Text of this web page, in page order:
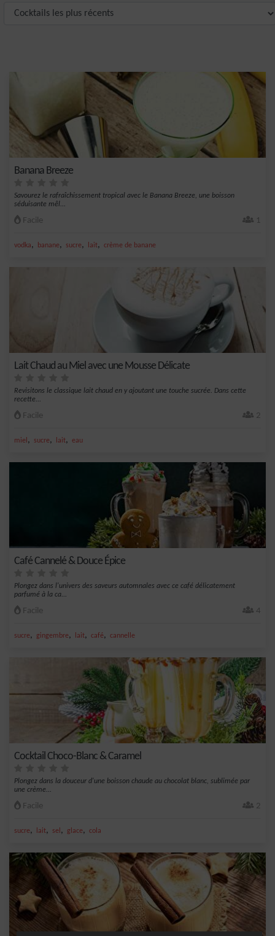
Banana Breeze
Savourez le rafraîchissement tropical avec le Banana Breeze, une boisson
séduisante mêl...
Facile 1
vodka, banane, sucre, lait, crème de banane
Lait Chaud au Miel avec une Mousse Délicate
Revisitons le classique lait chaud en y ajoutant une touche sucrée. Dans cette
recette...
Facile 2
miel , sucre, lait, eau
Café Cannelé & Douce Épice
Plongez dans l'univers des saveurs automnales avec ce café délicatement
parfumé à la ca...
Facile 4
sucre, gingembre, lait, café, cannelle
Cocktail Choco-Blanc & Caramel
Plongez dans la douceur d'une boisson chaude au chocolat blanc, sublimée par
une crème...
Facile 2
sucre, lait, sel , glace, cola